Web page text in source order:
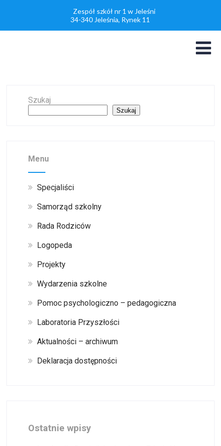
Zespół szkół nr 1 w Jeleśni
34-340 Jeleśnia, Rynek 11
Szukaj
Szukaj
Menu
Specjaliści
Samorząd szkolny
Rada Rodziców
Logopeda
Projekty
Wydarzenia szkolne
Pomoc psychologiczno – pedagogiczna
Laboratoria Przyszłości
Aktualności – archiwum
Deklaracja dostępności
Ostatnie wpisy